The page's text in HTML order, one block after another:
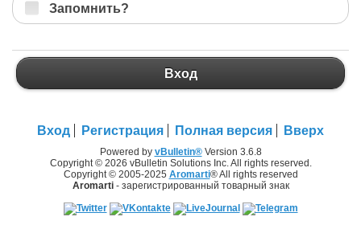
Запомнить?
Вход
Вход Регистрация Полная версия Вверх
Powered by vBulletin®Version 3.6.8
Copyright © 2026 vBulletin Solutions Inc. All rights reserved.
Copyright © 2005-2025 Aromarti® All rights reserved
Aromarti- зарегистрированный товарный знак